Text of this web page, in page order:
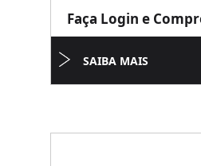
Faça Login e
SAIBA MAIS